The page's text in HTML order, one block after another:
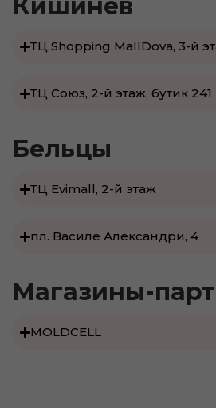
Кишинёв
ТЦ Shopping MallDova, 3-й
ТЦ Союз, 2-й этаж, бутик 241
Бельцы
ТЦ Evimall, 2-й этаж
пл. Василе Александри, 4
Магазины-
MOLDCELL